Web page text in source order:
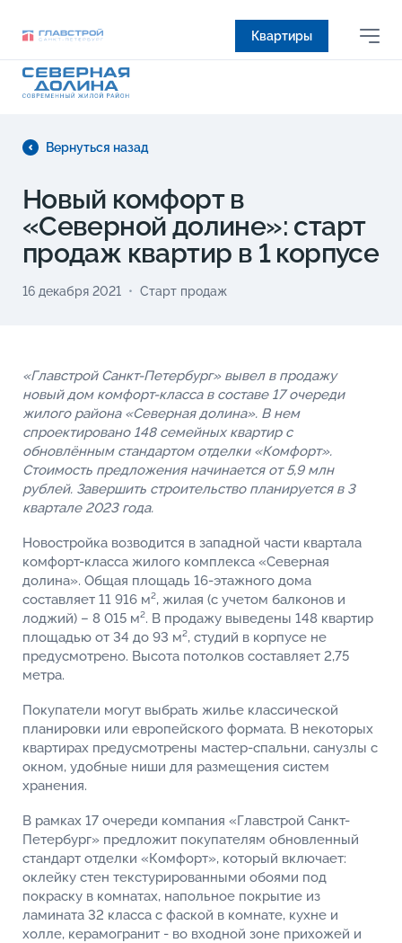
Квартиры
Вернуться назад
Новый комфорт в
«Северной долине»: старт
продаж квартир в 1 корпусе
16 декабря 2021 Старт продаж
«Главстрой Санкт-Петербург» вывел в продажу
новый дом комфорт-класса в составе 17 очереди
жилого района «Северная долина». В нем
спроектировано 148 семейных квартир с
обновлённым стандартом отделки «Комфорт».
Стоимость предложения начинается от 5,9 млн
рублей. Завершить строительство планируется в 3
квартале 2023 года.
Новостройка возводится в западной части квартала
комфорт-класса жилого комплекса «Северная
долина». Общая площадь 16-этажного дома
составляет 11 916 м², жилая (с учетом балконов и
лоджий) – 8 015 м². В продажу выведены 148 квартир
площадью от 34 до 93 м², студий в корпусе не
предусмотрено. Высота потолков составляет 2,75
метра.
Покупатели могут выбрать жилье классической
планировки или европейского формата. В некоторых
квартирах предусмотрены мастер-спальни, санузлы с
окном, удобные ниши для размещения систем
хранения.
В рамках 17 очереди компания «Главстрой Санкт-
Петербург» предложит покупателям обновленный
стандарт отделки «Комфорт», который включает:
оклейку стен текстурированными обоями под
покраску в комнатах, напольное покрытие из
ламината 32 класса с фаской в комнате, кухне и
холле, керамогранит - во входной зоне прихожей и